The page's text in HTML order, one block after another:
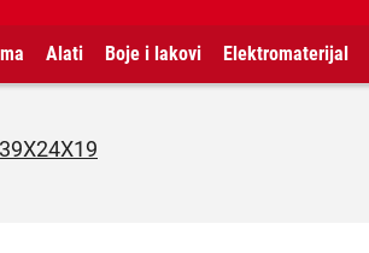
Alati Boje i lakovi Elektromaterijal